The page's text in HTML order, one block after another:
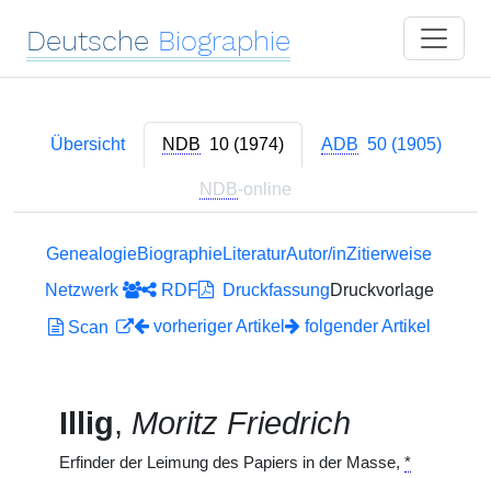
Deutsche Biographie
Übersicht NDB 10 (1974) ADB 50 (1905)
NDB-online
GenealogieBiographieLiteraturAutor/inZitierweise
Netzwerk
RDF DruckfassungDruckvorlage
Scan
vorheriger Artikel folgender Artikel
Illig, Moritz Friedrich
Erfinder der Leimung des Papiers in der Masse, *